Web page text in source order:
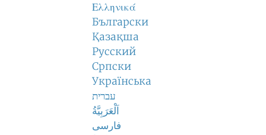
Ελληνικά
Български
Қазақша
Русский
Српски
Українська
עברית
اَلْعَرَبِيَّةُ
فارسی